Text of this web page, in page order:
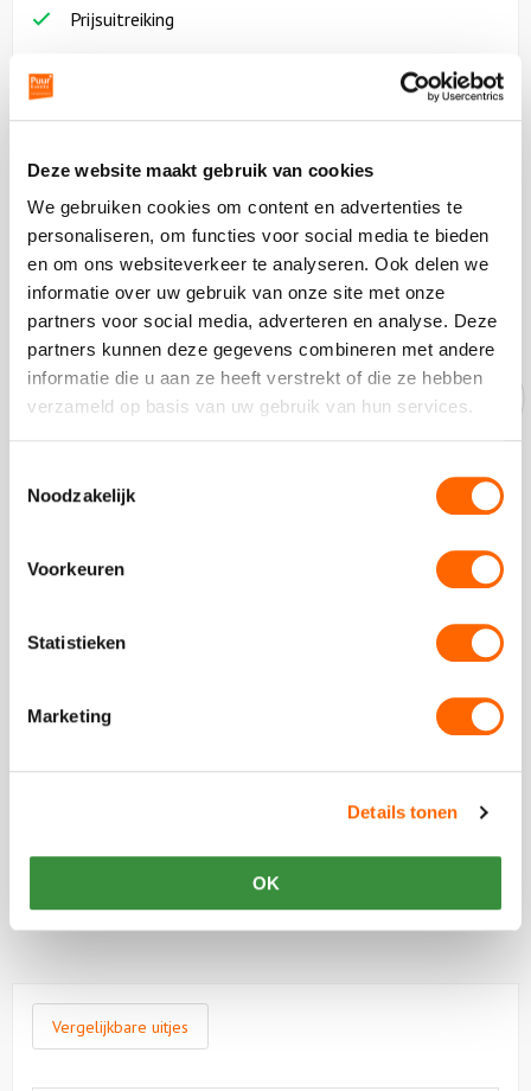
Deze website maakt gebruik van cookies
We gebruiken cookies om content en advertenties te
personaliseren, om functies voor social media te bieden
en om ons websiteverkeer te analyseren. Ook delen we
informatie over uw gebruik van onze site met onze
partners voor social media, adverteren en analyse. Deze
partners kunnen deze gegevens combineren met andere
informatie die u aan ze heeft verstrekt of die ze hebben
verzameld op basis van uw gebruik van hun services.
Noodzakelijk
Voorkeuren
Statistieken
Marketing
Details tonen
OK
Prijs en details
vanaf 15 personen
03:00 uur
vanaf34,50p.p.excl. btw
Prijsuitreiking
Vraag vrijblijvend een offerte aan
Onze experts helpen je graag!
Op dit moment zijn we gesloten.
Ga naar
Start met
Beoordeling van onze klanten
Plaats een review
Vergelijkbare uitjes